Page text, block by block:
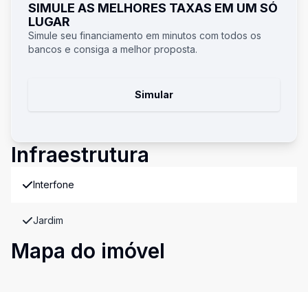
SIMULE AS MELHORES TAXAS EM UM SÓ
LUGAR
Simule seu financiamento em minutos com todos os
bancos e consiga a melhor proposta.
Simular
Infraestrutura
Interfone
Jardim
Mapa do imóvel